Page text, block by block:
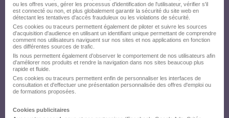
ou les offres vues, gérer les processus d'identification de l'utilisateur, vérifier s'il
est connecté ou non, et plus globalement garantir la sécurité du site web en
détectant les tentatives d'accès frauduleux ou les violations de sécurité.
Ces cookies ou traceurs permettent également de piloter et suivre les sources
d'acquisition d'audience en utilisant un identifiant unique permettant de comprendre
comment nos utilisateurs naviguent sur nos sites et nos applications en fonction
des différentes sources de trafic.
Ils nous permettent également d’observer le comportement de nos utilisateurs afin
d'améliorer nos produits et rendre la navigation dans nos sites beaucoup plus
rapide et fluide.
Ces cookies ou traceurs permettent enfin de personnaliser les interfaces de
consultation et d'effectuer une présentation personnalisée des offres d'emploi ou
de formations proposées.
Cookies publicitaires